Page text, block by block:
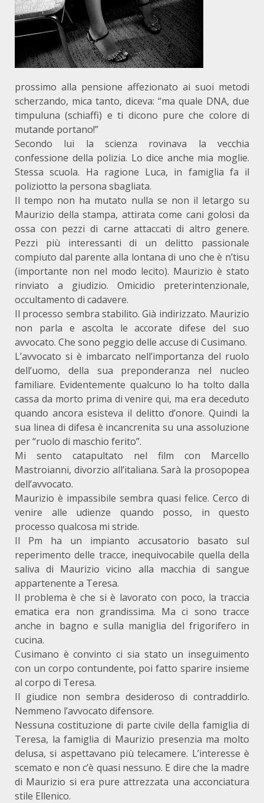
prossimo alla pensione affezionato ai suoi metodi
scherzando, mica tanto, diceva: “ma quale DNA, due
timpuluna (schiaffi) e ti dicono pure che colore di
mutande portano!”
Secondo lui la scienza rovinava la vecchia
confessione della polizia. Lo dice anche mia moglie.
Stessa scuola. Ha ragione Luca, in famiglia fa il
poliziotto la persona sbagliata.
Il tempo non ha mutato nulla se non il letargo su
Maurizio della stampa, attirata come cani golosi da
ossa con pezzi di carne attaccati di altro genere.
Pezzi più interessanti di un delitto passionale
compiuto dal parente alla lontana di uno che è n’tisu
(importante non nel modo lecito). Maurizio è stato
rinviato a giudizio. Omicidio preterintenzionale,
occultamento di cadavere.
Il processo sembra stabilito. Già indirizzato. Maurizio
non parla e ascolta le accorate difese del suo
avvocato. Che sono peggio delle accuse di Cusimano.
L’avvocato si è imbarcato nell’importanza del ruolo
dell’uomo, della sua preponderanza nel nucleo
familiare. Evidentemente qualcuno lo ha tolto dalla
cassa da morto prima di venire qui, ma era deceduto
quando ancora esisteva il delitto d’onore. Quindi la
sua linea di difesa è incancrenita su una assoluzione
per “ruolo di maschio ferito”.
Mi sento catapultato nel film con Marcello
Mastroianni, divorzio all’italiana. Sarà la prosopopea
dell’avvocato.
Maurizio è impassibile sembra quasi felice. Cerco di
venire alle udienze quando posso, in questo
processo qualcosa mi stride.
Il Pm ha un impianto accusatorio basato sul
reperimento delle tracce, inequivocabile quella della
saliva di Maurizio vicino alla macchia di sangue
appartenente a Teresa.
Il problema è che si è lavorato con poco, la traccia
ematica era non grandissima. Ma ci sono tracce
anche in bagno e sulla maniglia del frigorifero in
cucina.
Cusimano è convinto ci sia stato un inseguimento
con un corpo contundente, poi fatto sparire insieme
al corpo di Teresa.
Il giudice non sembra desideroso di contraddirlo.
Nemmeno l’avvocato difensore.
Nessuna costituzione di parte civile della famiglia di
Teresa, la famiglia di Maurizio presenzia ma molto
delusa, si aspettavano più telecamere. L’interesse è
scemato e non c’è quasi nessuno. E dire che la madre
di Maurizio si era pure attrezzata una acconciatura
stile Ellenico.